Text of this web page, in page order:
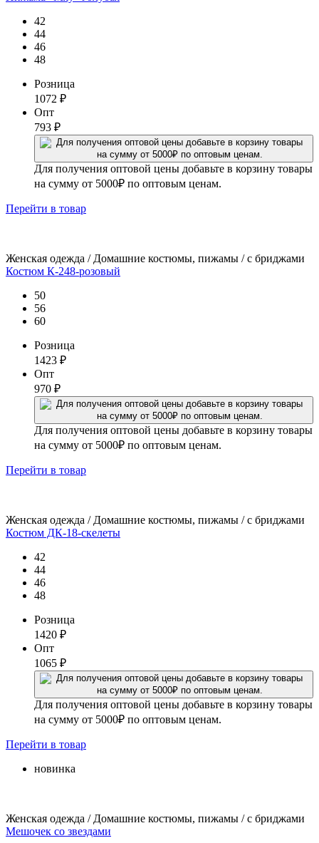
42
44
46
48
Розница
1072 ₽
Опт
793 ₽
Для получения оптовой цены добавьте в корзину товары
на сумму от 5000₽ по оптовым ценам.
Перейти в товар
Женская одежда / Домашние костюмы, пижамы / с бриджами
Костюм К-248-розовый
50
56
60
Розница
1423 ₽
Опт
970 ₽
Для получения оптовой цены добавьте в корзину товары
на сумму от 5000₽ по оптовым ценам.
Перейти в товар
Женская одежда / Домашние костюмы, пижамы / с бриджами
Костюм ДК-18-скелеты
42
44
46
48
Розница
1420 ₽
Опт
1065 ₽
Для получения оптовой цены добавьте в корзину товары
на сумму от 5000₽ по оптовым ценам.
Перейти в товар
новинка
Женская одежда / Домашние костюмы, пижамы / с бриджами
Мешочек со звездами